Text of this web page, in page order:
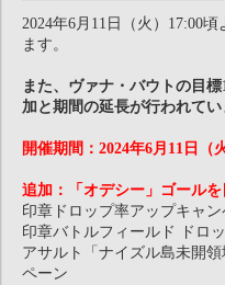
2024年6月11日（火）17:00
ます。
また、ヴァナ・バウトの目
加と期間の延長が行われてい
開催期間：2024年6月11日（
追加：「オデシー」ゴール
印章ドロップ率アップキャン
印章バトルフィールド ドロ
アサルト「ナイズル島未開
ペーン